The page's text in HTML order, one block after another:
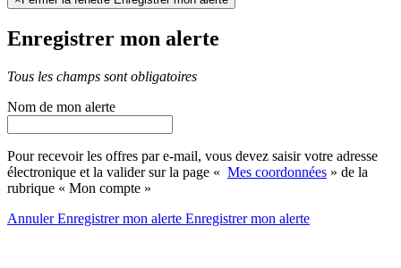
Enregistrer mon alerte
Tous les champs sont obligatoires
Nom de mon alerte
Pour recevoir les offres par e-mail, vous devez saisir votre adresse
électronique et la valider sur la page « Mes coordonnées » de la
rubrique « Mon compte »
AnnulerEnregistrer mon alerte Enregistrermon alerte